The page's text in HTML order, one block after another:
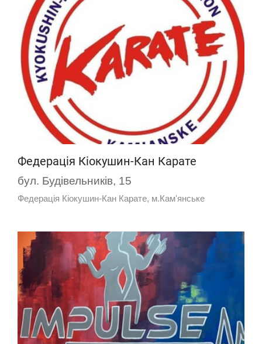
Федерація Кіокушин-Кан Карате
бул. Будівельників, 15
Федерація Кіокушин-Кан Карате, м.Кам'янське